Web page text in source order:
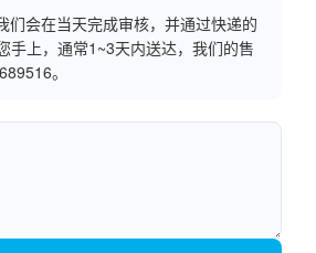
们会在当天完成审核，并通过快递的
手上，通常1~3天内送达，我们的售
。